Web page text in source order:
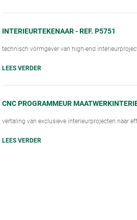
INTERIEURTEKENAAR - REF. P5751
technisch vormgever van high-end
LEES VERDER
CNC PROGRAMMEUR
vertaling van exclusieve interieurprojecten naar
LEES VERDER